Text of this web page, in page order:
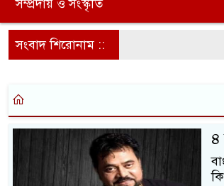
সম্প্রদায় ও সংস্কৃতি
সংবাদ শিরোনাম ::
৪